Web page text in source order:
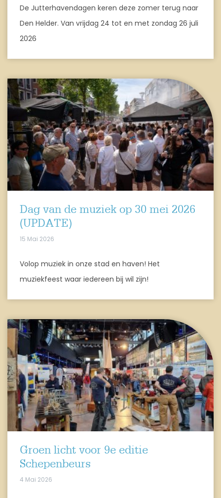
De Jutterhavendagen keren deze zomer terug naar
Den Helder. Van vrijdag 24 tot en met zondag 26 juli
2026
Dag van de muziek op 30 mei 2026
(UPDATE)
15 Mai 2026
Volop muziek in onze stad en haven! Het
muziekfeest waar iedereen bij wil zijn!
Groen licht voor 9e editie
Schepenbeurs
4 Mai 2026